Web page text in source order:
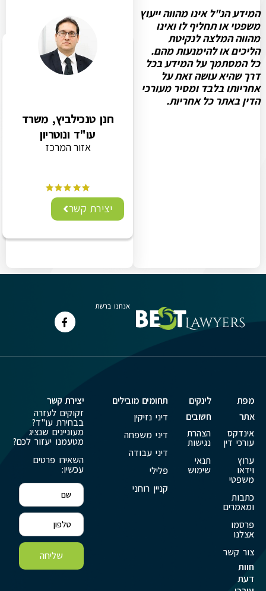
המידע הנ"ל אינו מהווה ייעוץ
משפטי או תחליף לו ואינו
מהווה המלצה לנקיטת
הליכים או להימנעות מהם.
כל המסתמך על המידע בכל
דרך שהיא עושה זאת על
אחריותו בלבד ומסיר מעורכי
הדין באתר כל אחריות.
חנן טנכילביץ, משרד
עו"ד ונוטריון
אזור המרכז
יצירת קשר
אנחנו ברשת
מפת
אתר
אינדקס
עורכי דין
ערוץ
וידאו
משפטי
כתבות
ומאמרים
פרסמו
אצלנו
צור קשר
חוות
דעת
לינקים
חשובים
הצהרת
נגישות
תנאי
שימוש
תחומים מובילים
דיני נזיקין
דיני משפחה
דיני עבודה
פלילי
קניין רוחני
יצירת קשר
זקוקים לעזרה
בבחירת עו"ד?
מעוניינים שנציג
מטעמנו יעזור לכם?
השאירו פרטים
עכשיו:
שליחה